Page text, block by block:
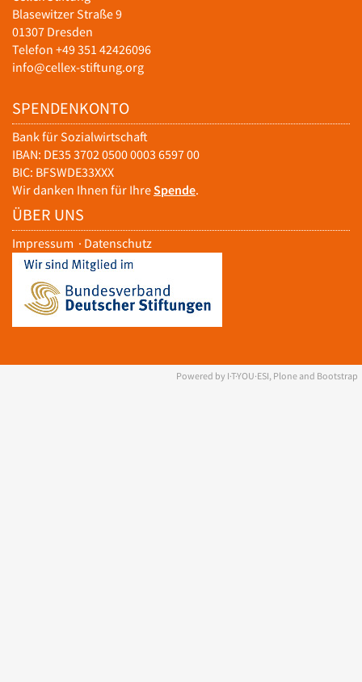
Blasewitzer Straße 9
01307 Dresden
Telefon +49 351 42426096
info@cellex-stiftung.org
SPENDENKONTO
Bank für Sozialwirtschaft
IBAN: DE35 3702 0500 0003 6597 00
BIC: BFSWDE33XXX
Wir danken Ihnen für IhreSpende.
ÜBER UNS
Impressum · Datenschutz
Powered by I·T·YOU·ESI, Plone and Bootstrap